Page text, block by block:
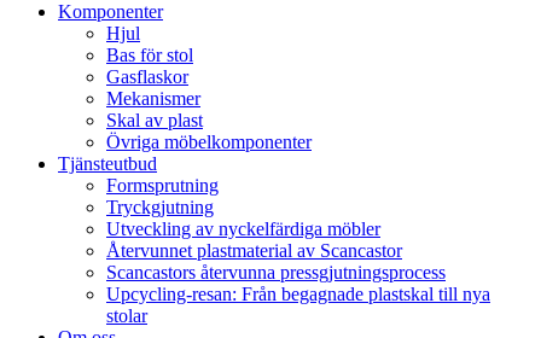
Komponenter
Hjul
Bas för stol
Gasflaskor
Mekanismer
Skal av plast
Övriga möbelkomponenter
Tjänsteutbud
Formsprutning
Tryckgjutning
Utveckling av nyckelfärdiga möbler
Återvunnet plastmaterial av Scancastor
Scancastors återvunna pressgjutningsprocess
Upcycling-resan: Från begagnade plastskal till nya
stolar